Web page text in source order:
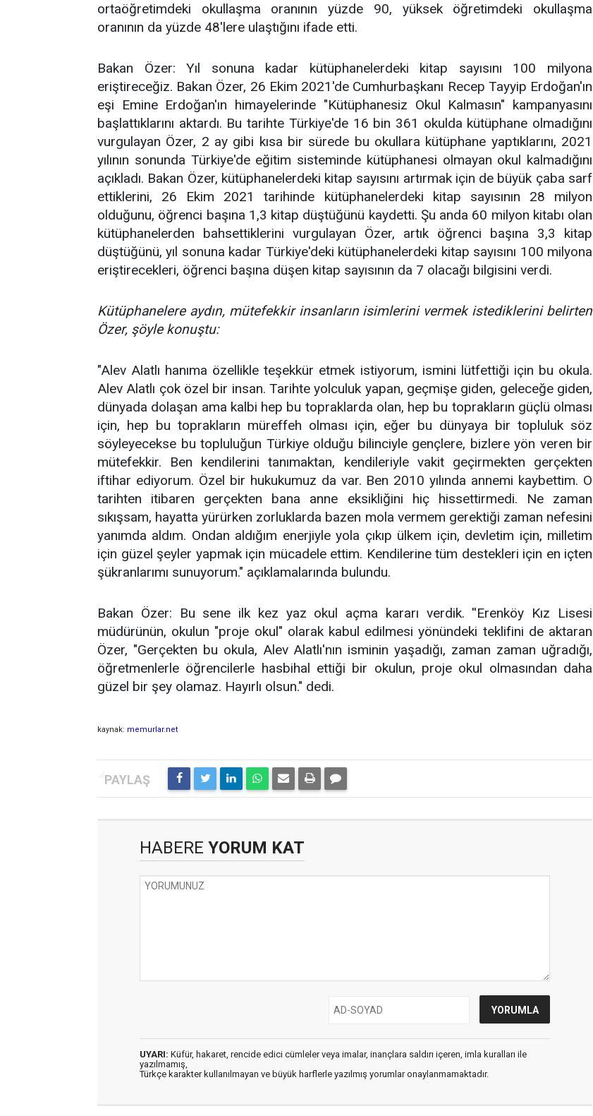
ortaöğretimdeki okullaşma oranının yüzde 90, yüksek öğretimdeki okullaşma
oranının da yüzde 48'lere ulaştığını ifade etti.
Bakan Özer: Yıl sonuna kadar kütüphanelerdeki kitap sayısını 100 milyona
eriştireceğiz. Bakan Özer, 26 Ekim 2021'de Cumhurbaşkanı Recep Tayyip Erdoğan'ın
eşi Emine Erdoğan'ın himayelerinde "Kütüphanesiz Okul Kalmasın" kampanyasını
başlattıklarını aktardı. Bu tarihte Türkiye'de 16 bin 361 okulda kütüphane olmadığını
vurgulayan Özer, 2 ay gibi kısa bir sürede bu okullara kütüphane yaptıklarını, 2021
yılının sonunda Türkiye'de eğitim sisteminde kütüphanesi olmayan okul kalmadığını
açıkladı. Bakan Özer, kütüphanelerdeki kitap sayısını artırmak için de büyük çaba sarf
ettiklerini, 26 Ekim 2021 tarihinde kütüphanelerdeki kitap sayısının 28 milyon
olduğunu, öğrenci başına 1,3 kitap düştüğünü kaydetti. Şu anda 60 milyon kitabı olan
kütüphanelerden bahsettiklerini vurgulayan Özer, artık öğrenci başına 3,3 kitap
düştüğünü, yıl sonuna kadar Türkiye'deki kütüphanelerdeki kitap sayısını 100 milyona
eriştirecekleri, öğrenci başına düşen kitap sayısının da 7 olacağı bilgisini verdi.
Kütüphanelere aydın, mütefekkir insanların isimlerini vermek istediklerini belirten
Özer, şöyle konuştu:
"Alev Alatlı hanıma özellikle teşekkür etmek istiyorum, ismini lütfettiği için bu okula.
Alev Alatlı çok özel bir insan. Tarihte yolculuk yapan, geçmişe giden, geleceğe giden,
dünyada dolaşan ama kalbi hep bu topraklarda olan, hep bu toprakların güçlü olması
için, hep bu toprakların müreffeh olması için, eğer bu dünyaya bir topluluk söz
söyleyecekse bu topluluğun Türkiye olduğu bilinciyle gençlere, bizlere yön veren bir
mütefekkir. Ben kendilerini tanımaktan, kendileriyle vakit geçirmekten gerçekten
iftihar ediyorum. Özel bir hukukumuz da var. Ben 2010 yılında annemi kaybettim. O
tarihten itibaren gerçekten bana anne eksikliğini hiç hissettirmedi. Ne zaman
sıkışsam, hayatta yürürken zorluklarda bazen mola vermem gerektiği zaman nefesini
yanımda aldım. Ondan aldığım enerjiyle yola çıkıp ülkem için, devletim için, milletim
için güzel şeyler yapmak için mücadele ettim. Kendilerine tüm destekleri için en içten
şükranlarımı sunuyorum." açıklamalarında bulundu.
Bakan Özer: Bu sene ilk kez yaz okul açma kararı verdik. ''Erenköy Kız Lisesi
müdürünün, okulun "proje okul" olarak kabul edilmesi yönündeki teklifini de aktaran
Özer, "Gerçekten bu okula, Alev Alatlı'nın isminin yaşadığı, zaman zaman uğradığı,
öğretmenlerle öğrencilerle hasbihal ettiği bir okulun, proje okul olmasından daha
güzel bir şey olamaz. Hayırlı olsun." dedi.
kaynak: memurlar.net
HABERE YORUM KAT
UYARI: Küfür, hakaret, rencide edici cümleler veya imalar, inançlara saldırı içeren, imla kuralları ile
yazılmamış,
Türkçe karakter kullanılmayan ve büyük harflerle yazılmış yorumlar onaylanmamaktadır.